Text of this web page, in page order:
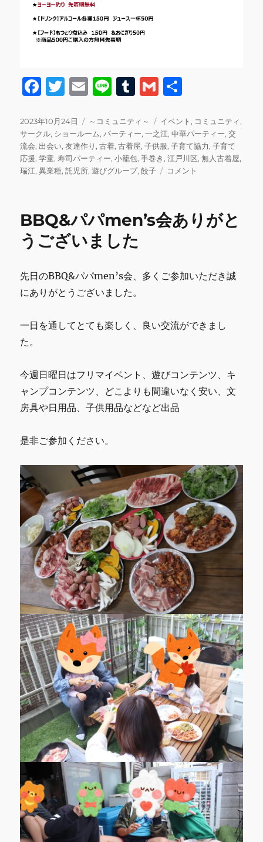
F
c
e
b
o
k
T
it
te
r
E
ai
l
Li
e
T
m
bl
r
G
ai
l
投
稿
日:
2023年10月24日
カ
テ
ゴ
リ
ー
～コミュニティ～
タ
グ
イベント , コミュニティ,
サークル, ショールーム, パーティー,一之江,中華パーティー,交
流会, 出会い,友達作り ,古着,古着屋,子供服,子育て協力,子育て
応援,学童,寿司パーティー,小籠包,手巻き ,江戸川区,無人古着屋,
瑞江,異業種,託児所,遊びグループ,餃子
11
ケ
の
せ
コメント
BBQ&パパmen’s会ありがと
うございました
先日のBBQ&パパmen’s会、多くご参加いただき誠
にありがとうございました。
一日を通してとても楽しく、良い交流ができまし
た。
今週日曜日はフリマイベント、遊びコンテンツ、キ
ャンプコンテンツ、どこよりも間違いなく安い、文
房具や日用品、子供用品などなど出品
是非ご参加ください。